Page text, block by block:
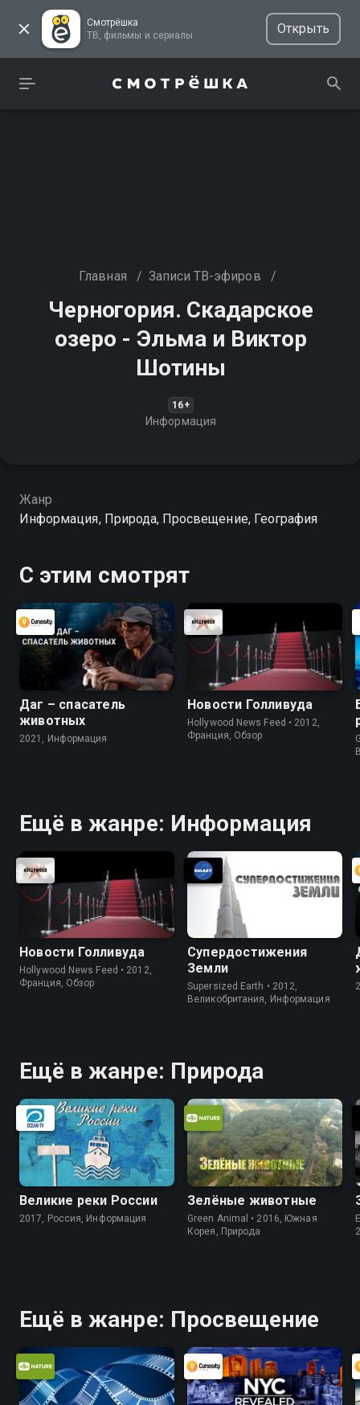
Смотрёшка
ТВ, фильмы и сериалы
Открыть
Главная / Записи ТВ-эфиров /
Черногория. Скадарское
озеро - Эльма и Виктор
Шотины
16+
Информация
Жанр
Информация, Природа, Просвещение, География
С этим смотрят
Даг – спасатель
животных
2021, Информация
Новости Голливуда
Hollywood News Feed • 2012,
Франция, Обзор
Ещё в жанре: Информация
Новости Голливуда
Hollywood News Feed • 2012,
Франция, Обзор
Супердостижения
Земли
Supersized Earth • 2012,
Великобритания, Информация
Ещё в жанре: Природа
Великие реки России
2017, Россия, Информация
Зелёные животные
Green Animal • 2016, Южная
Корея, Природа
Ещё в жанре: Просвещение